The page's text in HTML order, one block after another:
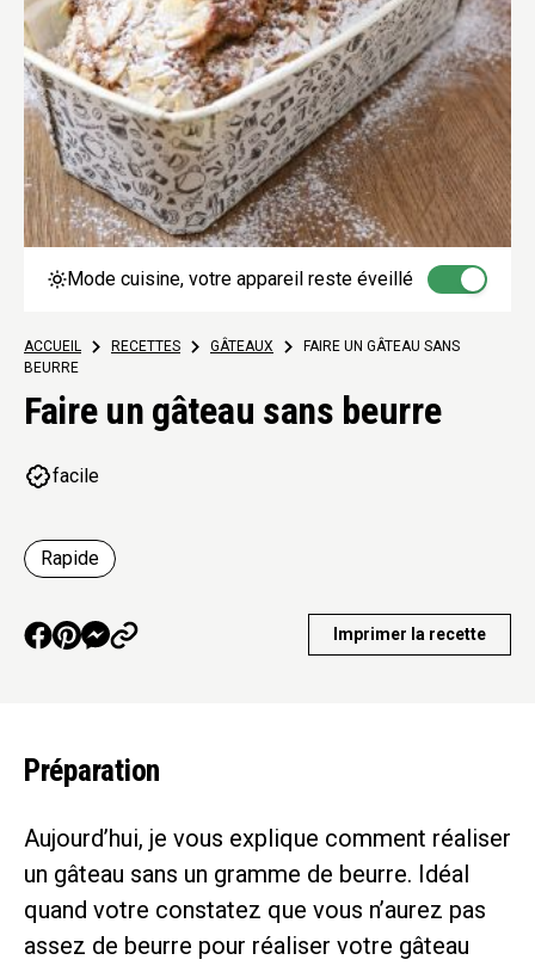
Mode cuisine, votre appareil reste éveillé
ACCUEIL > RECETTES > GÂTEAUX >
FAIRE UN GÂTEAU SANS
BEURRE
Faire un gâteau sans beurre
facile
Rapide
Imprimer la recette
Préparation
Aujourd’hui, je vous explique comment réaliser
un gâteau sans un gramme de beurre. Idéal
quand votre constatez que vous n’aurez pas
assez de beurre pour réaliser votre gâteau